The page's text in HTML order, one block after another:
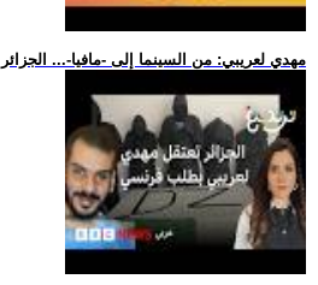
.. مهدي لعريبي: من السينما إلى -مافيا-...